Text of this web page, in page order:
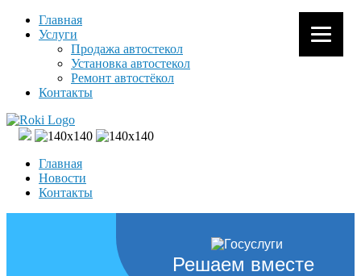
Главная
Услуги
Продажа автостекол
Установка автостекол
Ремонт автостёкол
Контакты
Главная
Новости
Контакты
Решаем вместе